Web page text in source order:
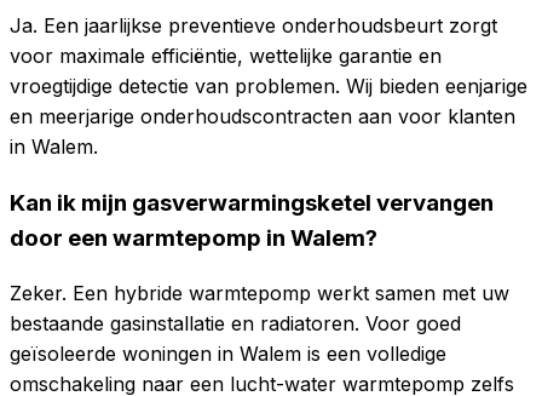
Ja. Een jaarlijkse preventieve onderhoudsbeurt zorgt
voor maximale efficiëntie, wettelijke garantie en
vroegtijdige detectie van problemen. Wij bieden eenjarige
en meerjarige onderhoudscontracten aan voor klanten
in Walem.
Kan ik mijn gasverwarmingsketel vervangen
door een warmtepomp in Walem?
Zeker. Een hybride warmtepomp werkt samen met uw
bestaande gasinstallatie en radiatoren. Voor goed
geïsoleerde woningen in Walem is een volledige
omschakeling naar een lucht-water warmtepomp zelfs